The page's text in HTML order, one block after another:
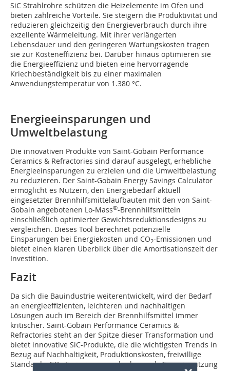
SiC Strahlrohre schützen die Heizelemente im Ofen und
bieten zahlreiche Vorteile. Sie steigern die Produktivität und
reduzieren gleichzeitig den Energieverbrauch durch ihre
exzellente Wärmeleitung. Mit ihrer verlängerten
Lebensdauer und den geringeren Wartungskosten tragen
sie zur Kosteneffizienz bei. Darüber hinaus optimieren sie
die Energieeffizienz und bieten eine hervorragende
Kriechbeständigkeit bis zu einer maximalen
Anwendungstemperatur von 1.380 °C.
Energieeinsparungen und
Umweltbelastung
Die innovativen Produkte von Saint-Gobain Performance
Ceramics & Refractories sind darauf ausgelegt, erhebliche
Energieeinsparungen zu erzielen und die Umweltbelastung
zu reduzieren. Der Saint-Gobain Energy Savings Calculator
ermöglicht es Nutzern, den Energiebedarf aktuell
eingesetzter Brennhilfsmittelaufbauten mit den von Saint-
Gobain angebotenen Lo-Mass®-Brennhilfsmitteln
einschließlich optimierter Gewichtsreduktionsdesigns zu
vergleichen. Dieses Tool berechnet potenzielle
Einsparungen bei Energiekosten und CO2-Emissionen und
bietet einen klaren Überblick über die Amortisationszeit der
Investition.
Fazit
Da sich die Bauindustrie weiterentwickelt, wird der Bedarf
an energieeffizienten, leichteren und nachhaltigen
Lösungen auch im Bereich der Brennhilfsmittel immer
kritischer. Saint-Gobain Performance Ceramics &
Refractories steht an der Spitze dieser Transformation und
bietet innovative SiC-Produkte, die die wichtigsten Trends in
Bezug auf Nachhaltigkeit, Produktionskosten, freiwillige
Standards, CO -Emissionen und schonende Energienutzung